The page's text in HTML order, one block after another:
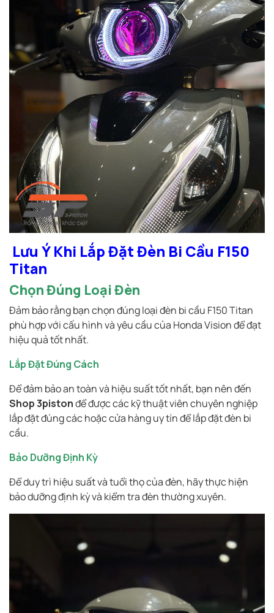
Lưu Ý Khi Lắp Đặt Đèn Bi Cầu F150
Titan
Chọn Đúng Loại Đèn
Đảm bảo rằng bạn chọn đúng loại đèn bi cầu F150 Titan
phù hợp với cấu hình và yêu cầu của Honda Vision để đạt
hiệu quả tốt nhất.
Lắp Đặt Đúng Cách
Để đảm bảo an toàn và hiệu suất tốt nhất, bạn nên đến
Shop 3pistonđể được các kỹ thuật viên chuyên nghiệp
lắp đặt đúng các hoặc cửa hàng uy tín để lắp đặt đèn bi
cầu.
Bảo Dưỡng Định Kỳ
Để duy trì hiệu suất và tuổi thọ của đèn, hãy thực hiện
bảo dưỡng định kỳ và kiểm tra đèn thường xuyên.